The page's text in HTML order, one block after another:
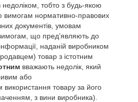
недоліком, тобто з будь-якою
вимогам нормативно-правових
документів, умовам
що пред’являють до
наданій виробником
товар з істотним
вважають недолік, який
або
товару за його
з вини виробника).